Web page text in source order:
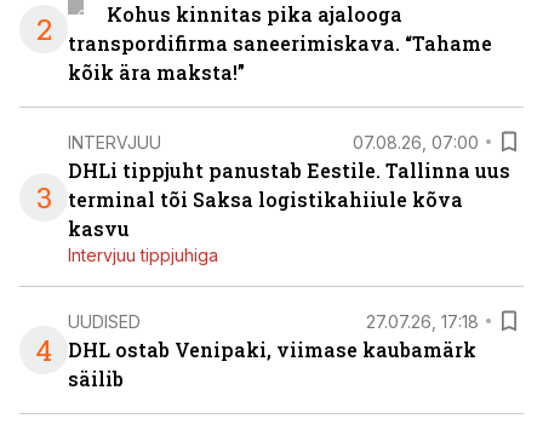
2
Kohus kinnitas pika ajalooga
transpordifirma saneerimiskava. “Tahame
kõik ära maksta!”
3
INTERVJUU 07.08.26, 07:00
DHLi tippjuht panustab Eestile. Tallinna uus
terminal tõi Saksa logistikahiiule kõva
kasvu
Intervjuu tippjuhiga
4
UUDISED 27.07.26, 17:18
DHL ostab Venipaki, viimase kaubamärk
säilib